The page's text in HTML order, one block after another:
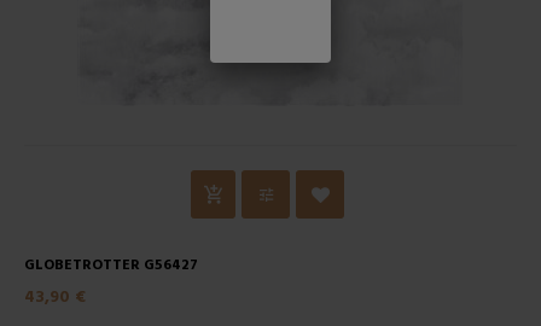
GLOBETROTTER G56427
43,90 €